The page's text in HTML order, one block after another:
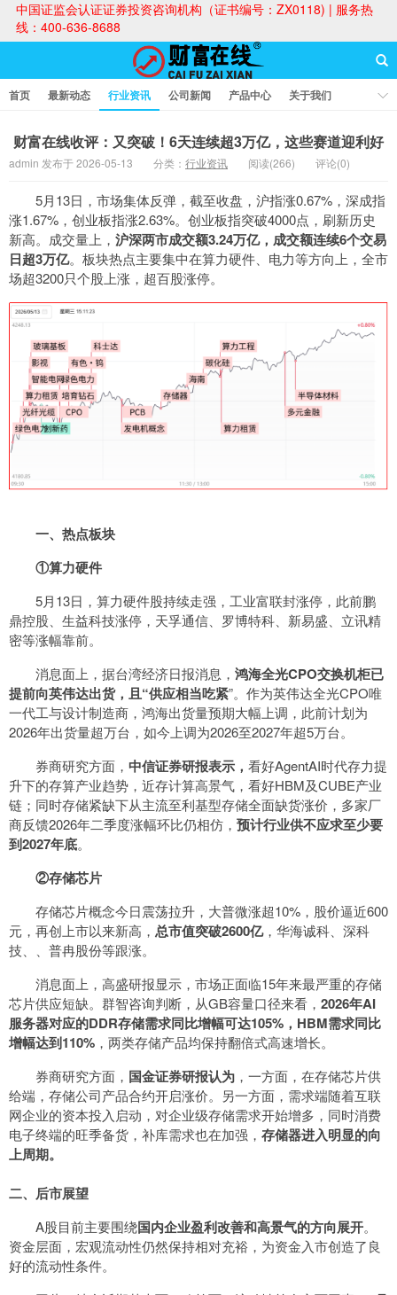
中国证监会认证证券投资咨询机构（证书编号：ZX0118) | 服务热
线：400-636-8688
首页 最新动态 行业资讯 公司新闻 产品中心
关于我们
财富在线收评：又突破！6天连续超3万亿，这些赛道迎利好
admin 发布于 2026-05-13 分类： 行业资讯 阅读(266) 评论(0)
5月13日，市场集体反弹，截至收盘，沪指涨0.67%，深成指
涨1.67%，创业板指涨2.63%。创业板指突破4000点，刷新历史
新高。成交量上， 沪深两市成交额3.24万亿，成交额连续6个交易
日超3万亿。板块热点主要集中在算力硬件、电力等方向上，全市
场超3200只个股上涨，超百股涨停。
一、热点板块
①算力硬件
5月13日，算力硬件股持续走强，工业富联封涨停，此前鹏
鼎控股、生益科技涨停，天孚通信、罗博特科、新易盛、立讯精
密等涨幅靠前。
消息面上，据台湾经济日报消息， 鸿海全光CPO交换机柜已
提前向英伟达出货，且“供应相当吃紧”。作为英伟达全光CPO唯
一代工与设计制造商，鸿海出货量预期大幅上调，此前计划为
2026年出货量超万台，如今上调为2026至2027年超5万台。
券商研究方面， 中信证券研报表示， 看好AgentAI时代存力提
升下的存算产业趋势，近存计算高景气，看好HBM及CUBE产业
链；同时存储紧缺下从主流至利基型存储全面缺货涨价，多家厂
商反馈2026年二季度涨幅环比仍相仿， 预计行业供不应求至少要
到2027年底。
②存储芯片
存储芯片概念今日震荡拉升，大普微涨超10%，股价逼近600
元，再创上市以来新高， 总市值突破2600亿，华海诚科、深科
技、、普冉股份等跟涨。
消息面上，高盛研报显示，市场正面临15年来最严重的存储
芯片供应短缺。群智咨询判断，从GB容量口径来看， 2026年AI
服务器对应的DDR存储需求同比增幅可达105%，HBM需求同比
增幅达到110% ，两类存储产品均保持翻倍式高速增长。
券商研究方面， 国金证券研报认为 ，一方面，在存储芯片供
给端，存储公司产品合约开启涨价。另一方面，需求端随着互联
网企业的资本投入启动，对企业级存储需求开始增多，同时消费
电子终端的旺季备货，补库需求也在加强， 存储器进入明显的向
上周期。
二、后市展望
A股目前主要围绕国内企业盈利改善和高景气的方向展开。
资金层面，宏观流动性仍然保持相对充裕，为资金入市创造了良
好的流动性条件。